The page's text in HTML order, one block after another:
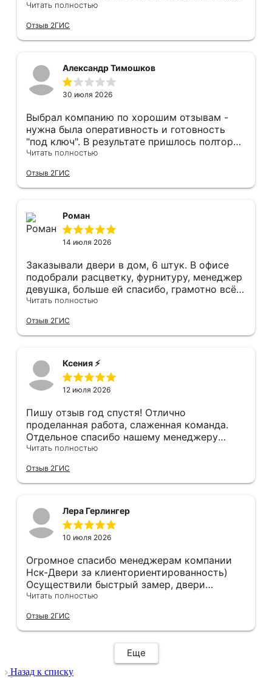
оперативным замером, завершая быстрой и
оформление двери - отдельное спасибо!
Рекомендуем и планируем в дальнейшем, по
Читать полностью
Отзыв 2ГИС
Александр Тимошков
30 июля 2026
Выбрал компанию по хорошим отзывам -
нужна была оперативность и готовность
"под ключ". В результате пришлось полтора
часа потратить на уборку подъезда, так как
"утилизация старой двери" не входит
уборка выломанного деревянного косяка и
После предъявления претензии менеджеру
получил только недовольный звонок от
монтажника, никаких извинений и попыток
менеджером специально обговаривал, что
нужна утилизация, мне это затруднительно -
ограниченные физические возможности...
Дополнение на следующий день - отберите
пол в квартире (явно положили не
остановившуюся диском вниз) и само
где-то краску подъездную обтёрли... К
качеству двери тоже претензии - порог
нержавеющий, обклеен плёнкой, которую
порога наклеен на эту плёнку...
Читать полностью
Отзыв 2ГИС
Роман
14 июля 2026
Заказывали двери в дом, 6 штук. В офисе
подобрали расцветку, фурнитуру, менеджер
девушка, больше ей спасибо, грамотно всё
подсказывала и советовала. Парни
филигранно установили, много видел других
дверей, в которых видны запилы, щели, но
корабле, не к чему придраться. Мы с женой
довольны, спасибо!!!!
Читать полностью
Отзыв 2ГИС
Ксения ⚡️
12 июля 2026
Пишу отзыв год спустя! Отлично
проделанная работа, слаженная команда.
Отдельное спасибо нашему менеджеру
Анастасии, помогла сделать выбор, от
профессионально, рекомендую.
Читать полностью
Отзыв 2ГИС
Лера Герлингер
10 июля 2026
Огромное спасибо менеджерам компании
Нск-Двери за клиенториентированность)
Осуществили быстрый замер, двери
оказались в наличии. По доставке
компанию, где я могу указать удобный для
меня интервал времени, а не ждать весь
день🙏 Не могу не отметить качественный
монтаж дверей, спасибо мастеру Антону за
его труд!!!
Читать полностью
Отзыв 2ГИС
Еще
Назад к списку